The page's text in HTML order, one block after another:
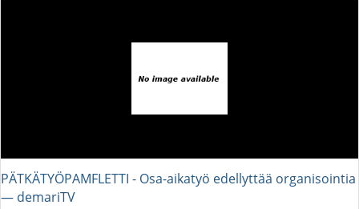
PÄTKÄTYÖPAMFLETTI - Osa-aikatyö edellyttää organisointia
― demariTV